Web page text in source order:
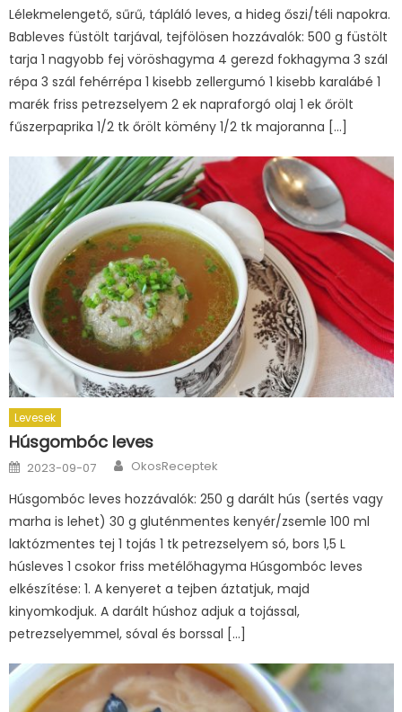
Lélekmelengető, sűrű, tápláló leves, a hideg őszi/téli napokra.
Bableves füstölt tarjával, tejfölösen hozzávalók: 500 g füstölt
tarja 1 nagyobb fej vöröshagyma 4 gerezd fokhagyma 3 szál
répa 3 szál fehérrépa 1 kisebb zellergumó 1 kisebb karalábé 1
marék friss petrezselyem 2 ek napraforgó olaj 1 ek őrölt
fűszerpaprika 1/2 tk őrölt kömény 1/2 tk majoranna […]
Levesek
Húsgombóc leves
Posted
on
2023-09-07 Author
OkosReceptek
Húsgombóc leves hozzávalók: 250 g darált hús (sertés vagy
marha is lehet) 30 g gluténmentes kenyér/zsemle 100 ml
laktózmentes tej 1 tojás 1 tk petrezselyem só, bors 1,5 L
húsleves 1 csokor friss metélőhagyma Húsgombóc leves
elkészítése: 1. A kenyeret a tejben áztatjuk, majd
kinyomkodjuk. A darált húshoz adjuk a tojással,
petrezselyemmel, sóval és borssal […]